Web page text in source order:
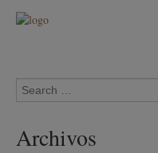
Search for:
Archivos